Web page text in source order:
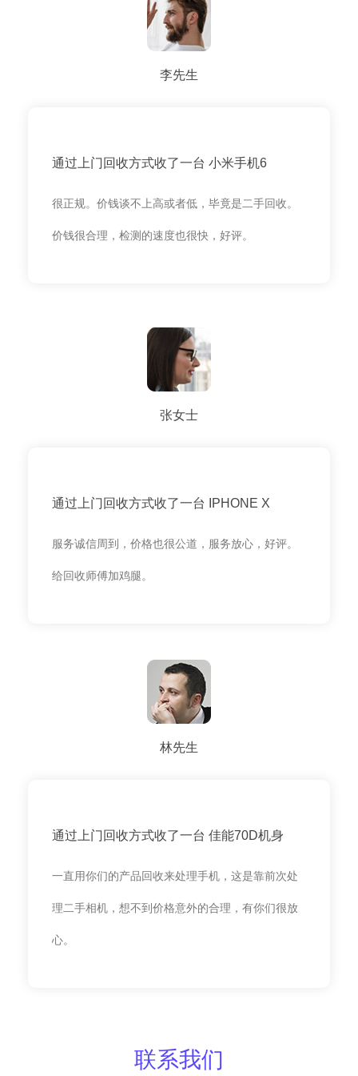
李先生
通过上门回收方式收了一台 小米手机6
很正规。价钱谈不上高或者低，毕竟是二手回收。
价钱很合理，检测的速度也很快，好评。
张女士
通过上门回收方式收了一台 IPHONE X
服务诚信周到，价格也很公道，服务放心，好评。
给回收师傅加鸡腿。
林先生
通过上门回收方式收了一台 佳能70D机身
一直用你们的产品回收来处理手机，这是靠前次处
理二手相机，想不到价格意外的合理，有你们很放
心。
联系我们